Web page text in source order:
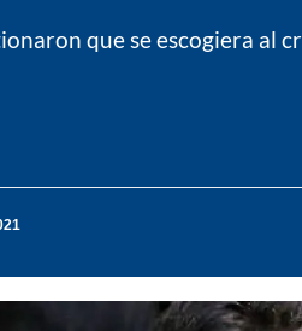
que se escogiera